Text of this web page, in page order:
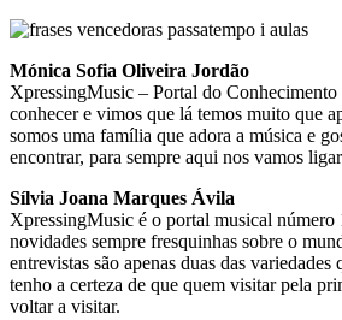
Mónica Sofia Oliveira Jordão
XpressingMusic – Portal do
conhecer e vimos que lá temos muito que
somos uma família que adora a música e
encontrar, para sempre aqui nos vamos
Sílvia Joana Marques Ávila
XpressingMusic é o portal musical número
novidades sempre fresquinhas sobre o
entrevistas são apenas duas das variedades
tenho a certeza de que quem visitar pela
voltar a visitar.